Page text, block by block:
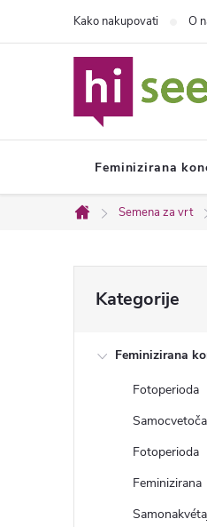
Kako nakupovati O
Feminizirana
Domača
Semena za vrt
kategorije
Kategorije
Feminizirana
Fotoperioda
Fotoperioda
Feminizirana